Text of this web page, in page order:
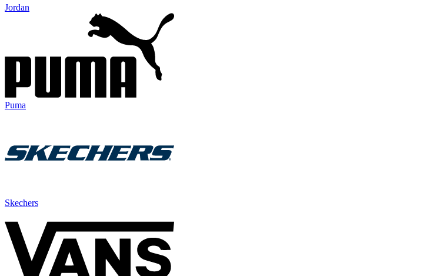
Jordan
Puma
Skechers